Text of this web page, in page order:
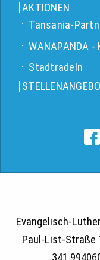
AKTIONEN
Tansania-
WANAPANDA
Stadtradeln
Evangelisch-
Paul-List-Straße
341